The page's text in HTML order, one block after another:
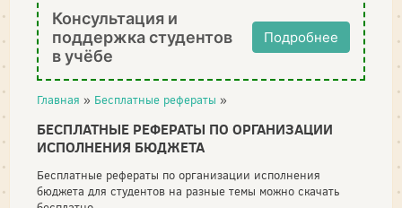
Консультация и
поддержка студентов
в учёбе
Подробнее
Главная » Бесплатные рефераты »
БЕСПЛАТНЫЕ РЕФЕРАТЫ ПО ОРГАНИЗАЦИИ
ИСПОЛНЕНИЯ БЮДЖЕТА
Бесплатные рефераты по организации исполнения
бюджета для студентов на разные темы можно скачать